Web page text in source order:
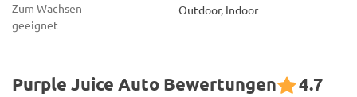
Zum Wachsen
geeignet
Outdoor, Indoor
Purple Juice Auto Bewertungen 4.7